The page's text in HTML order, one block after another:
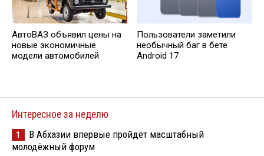
АвтоВАЗ объявил цены на
новые экономичные
модели автомобилей
Пользователи заметили
необычный баг в бете
Android 17
Интересное за неделю
1
В Абхазии впервые пройдёт масштабный
молодёжный форум